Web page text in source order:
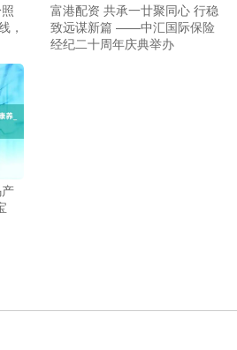
，
富港配资 共承一廿聚同心 行稳
致远谋新篇 ——中汇国际保险
经纪二十周年庆典举办